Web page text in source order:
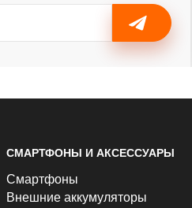
СМАРТФОНЫ И АКСЕССУАРЫ
Смартфоны
Внешние аккумуляторы